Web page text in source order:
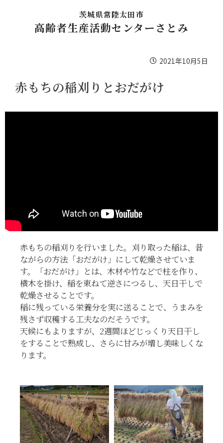
茨城県常陸太田市
高齢者生産活動センターさとみ
2021年10月5日
赤もちの稲刈りとおだがけ
赤もちの稲刈りを行いました。刈り取った稲は、昔
ながらの方法「おだがけ」にして乾燥させていま
す。「おだがけ」とは、木材や竹などで柱を作り、
横木を掛け、稲を束ねて逆さにつるし、天日干しで
乾燥させることです。
稲に残っている栄養分を実に送ることで、うまみを
残さず収穫する工夫なのだそうです。
天候にもよりますが、2週間ほどじっくり天日干し
をすることで熟成し、さらに甘みが増し美味しくな
ります。